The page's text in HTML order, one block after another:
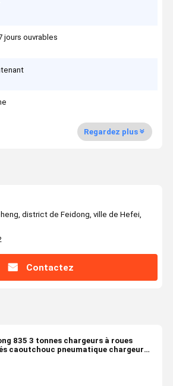
jours ouvrables
Regardez plus
district de Feidong, ville de Hefei,
Contactez
835 3 tonnes chargeurs à roues
caoutchouc pneumatique chargeur